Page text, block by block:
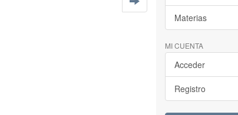
Materias
MI CUENTA
Acceder
Registro